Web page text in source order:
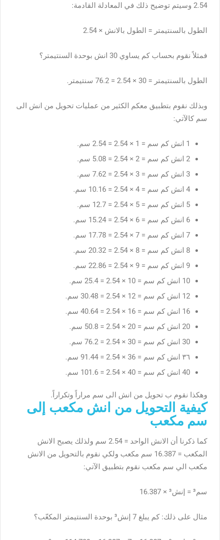
2.54 وسيتم توضيح ذلك في المعادلة القادمة:
الطول بالسنتيمتر = الطول بالانش × 2.54
فمثلاً نقوم بحساب كم يساوي 30 انش بوحدة السنتيمتر؟
الطول بالسنتيمتر = 30 × 2.54 = 76.2 سنتيمتر.
وبذلك نقوم بتطبيق معكم الكثير من عمليات تحويل من انش الى
سم كالآتي:
1 انش كم سم = 1 × 2.54 = 2.54 سم.
2 انش كم سم = 2 × 2.54 = 5.08 سم.
3 انش كم سم = 3 × 2.54 = 7.62 سم.
4 انش كم سم = 4 × 2.54 = 10.16 سم.
5 انش كم سم = 5 × 2.54 = 12.7 سم.
6 انش كم سم = 6 × 2.54 = 15.24 سم.
7 انش كم سم = 7 × 2.54 = 17.78 سم.
8 انش كم سم = 8 × 2.54 = 20.32 سم.
9 انش كم سم = 9 × 2.54 = 22.86 سم.
10 انش كم سم = 10 × 2.54 = 25.4 سم.
12 انش كم سم = 12 × 2.54 = 30.48 سم.
16 انش كم سم = 16 × 2.54 = 40.64 سم.
20 انش كم سم = 20 × 2.54 = 50.8 سم.
30 انش كم سم = 30 × 2.54 = 76.2 سم.
٣٦ انش كم سم = 36 × 2.54 = 91.44 سم.
40 انش كم سم = 40 × 2.54 = 101.6 سم.
وهكذا نقوم ب تحويل من انش الى سم مراراً وتكراراً.
كيفية التحويل من انش مكعب إلى
سم مكعب
كما ذكرنا أن الانش الواحد = 2.54 سم ولذلك يصبح الانش
المكعب = 16.387 سم مكعب ولكي نقوم بالتحويل من الانش
مكعب الي سم مكعب نقوم بتطبيق الآتي:
سم³ = إنش³ × 16.387
مثال على ذلك: كم يبلغ 7 إنش³ بوحدة السنتيمتر المكعّب؟